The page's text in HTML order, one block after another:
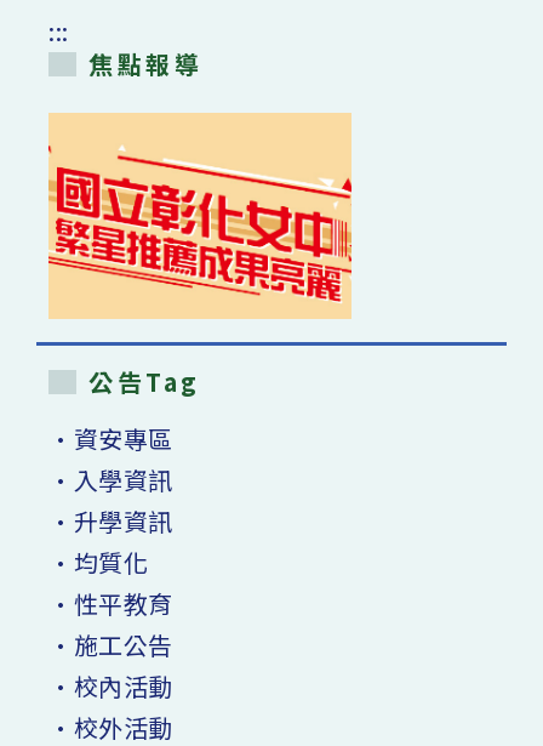
:::
焦點報導
公告Tag
•資安專區
•入學資訊
•升學資訊
•均質化
•性平教育
•施工公告
•校內活動
•校外活動